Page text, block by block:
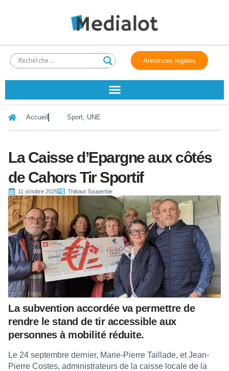
Annonces légales
Accueil Sport, UNE
La Caisse d’Epargne aux côtés
de Cahors Tir Sportif
11 octobre 2025 Thibaut Souperbie
La subvention accordée va permettre de
rendre le stand de tir accessible aux
personnes à mobilité réduite.
Le 24 septembre dernier, Marie-Pierre Taillade, et Jean-
Pierre Costes, administrateurs de la caisse locale de la